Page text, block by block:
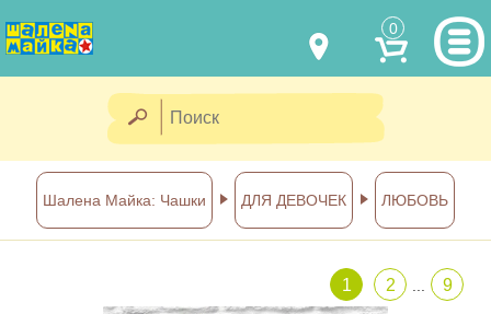
0
(067) 011 0404
shalena@mayka.dp.ua
г.Днепр, ул. Ярослава Мудрого, 68
Посмотреть на карте
НАШИ РАБОТЫ
КАК КУПИТЬ
КАК НАС НАЙТИ
Шалена Майка: Чашки ДЛЯ ДЕВОЧЕК ЛЮБОВЬ
1 2 9